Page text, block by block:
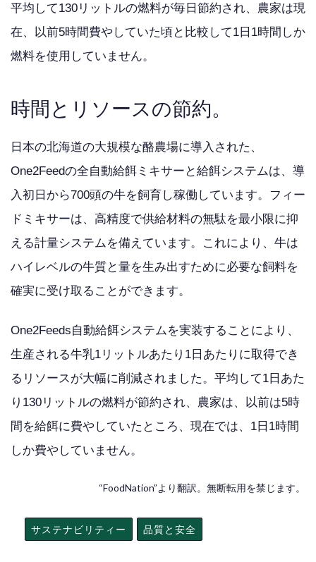
平均して130リットルの燃料が毎日節約され、農家は現
在、以前5時間費やしていた頃と比較して1日1時間しか
燃料を使用していません。
時間とリソースの節約。
日本の北海道の大規模な酪農場に導入された、
One2Feedの全自動給餌ミキサーと給餌システムは、導
入初日から700頭の牛を飼育し稼働しています。フィー
ドミキサーは、高精度で供給材料の無駄を最小限に抑
える計量システムを備えています。これにより、牛は
ハイレベルの牛質と量を生み出すために必要な飼料を
確実に受け取ることができます。
One2Feeds自動給餌システムを実装することにより、
生産される牛乳1リットルあたり1日あたりに取得でき
るリソースが大幅に削減されました。平均して1日あた
り130リットルの燃料が節約され、農家は、以前は5時
間を給餌に費やしていたところ、現在では、1日1時間
しか費やしていません。
“FoodNation”より翻訳。無断転用を禁じます。
サステナビリティー 品質と安全